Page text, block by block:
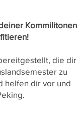
Kommilitonen
die dir
zu
helfen dir vor und